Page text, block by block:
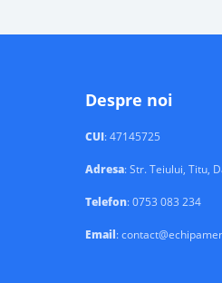
Despre noi
CUI: 47145725
Adresa: Str. Teiului, Titu,
Telefon: 0753 083 234
Email: